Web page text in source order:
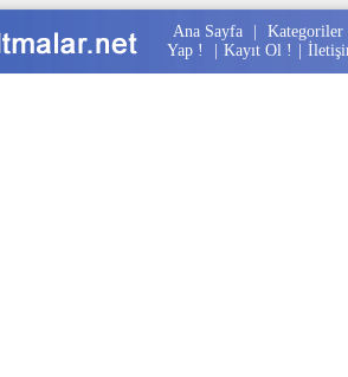
Ana Sayfa
Kategoriler
Yap !
Kayıt Ol !